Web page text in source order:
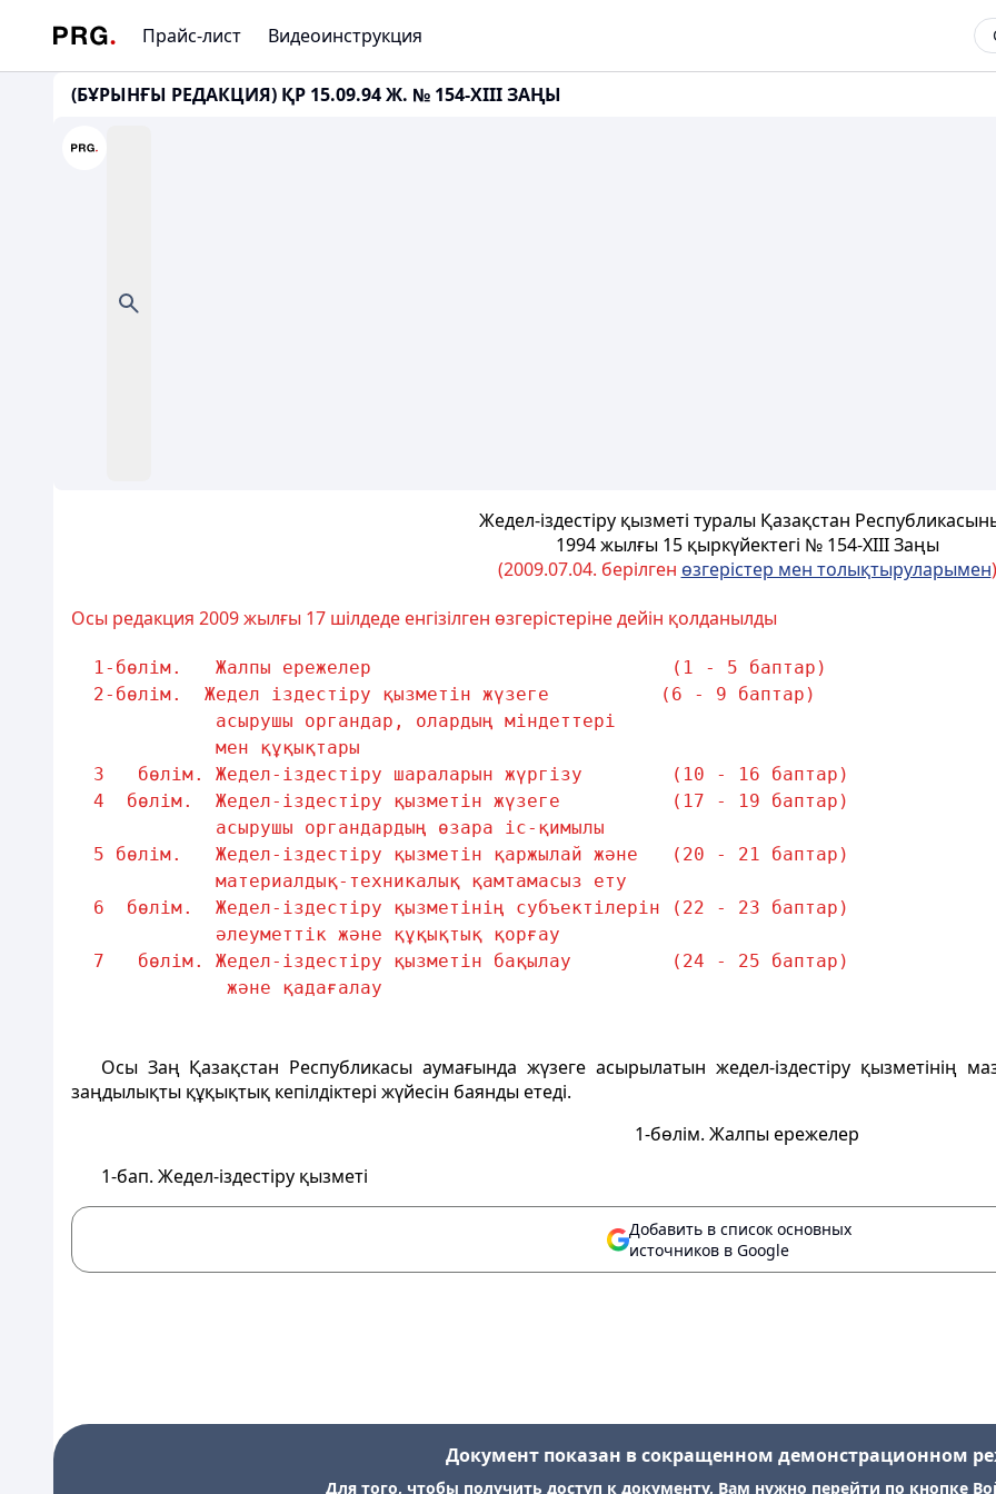
Прайс-лист Видеоинструкция
(БҰРЫНҒЫ РЕДАКЦИЯ) ҚР 15.09.94 Ж. № 154-XIII ЗАҢЫ
Жедел-iздестiру қызметi туралы Қазақстан
1994 жылғы 15 қыркүйектегі № 154-XIII Заңы
(2009.07.04. берілген өзгерістер мен толықтыруларымен)
Осы редакция 2009 жылғы 17 шілдеде енгізілген өзгерістеріне дейін қолданылды
1-бөлiм.   Жалпы ережелер                           (1 - 5 баптар)
2-бөлiм.  Жедел iздестiру қызметiн жүзеге          (6 - 9 баптар)
асырушы органдар, олардың мiндеттерi
мен құқықтары
3   бөлiм. Жедел-iздестiру шараларын жүргiзу        (10 - 16 баптар)
4  бөлiм.  Жедел-iздестiру қызметiн жүзеге          (17 - 19 баптар)
асырушы органдардың өзара iс-қимылы
5 бөлiм.   Жедел-iздестiру қызметiн қаржылай және   (20 - 21 баптар)
материалдық-техникалық қамтамасыз ету
6  бөлiм.  Жедел-iздестiру қызметiнiң субъектiлерiн (22 - 23 баптар)
әлеуметтiк және құқықтық қорғау
7   бөлiм. Жедел-iздестiру қызметiн бақылау         (24 - 25 баптар)
және қадағалау
Осы Заң Қазақстан Республикасы аумағында жүзеге асырылатын жедел-iздестiру қызметiнiң
заңдылықты құқықтық кепiлдiктерi жүйесiн баянды етедi.
1-бөлiм. Жалпы ережелер
1-бап. Жедел-iздестiру қызметi
Добавить в список основных
источников в Google
Документ показан в сокращенном демонстрационном
Для того, чтобы получить доступ к документу, Вам нужно перейти по кнопке